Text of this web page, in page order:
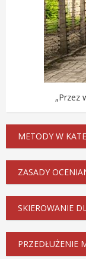
„Przez
METODY W
ZASADY
SKIEROWANIE
PRZEDŁUŻENIE